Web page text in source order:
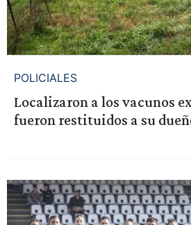
POLICIALES
Localizaron a los vacunos
fueron restituidos a su